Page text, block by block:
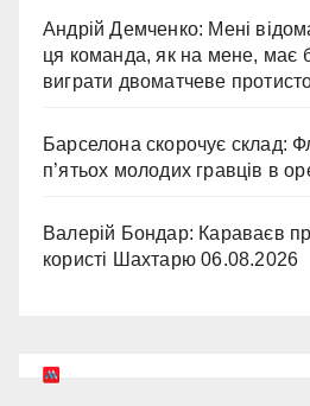
Андрій Демченко: Мені
ця команда, як на мене, має
виграти двоматчеве
Барселона скорочує склад:
п’ятьох молодих гравців в
Валерій Бондар: Караваєв
користі Шахтарю 06.08.2026